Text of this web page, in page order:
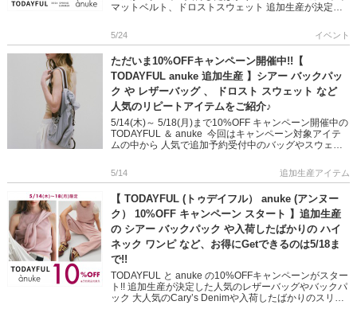
マットベルト、ドロストスウェット 追加生産が決定し
5/24 イベント
ただいま10%OFFキャンペーン開催中!!【
TODAYFUL anuke 追加生産 】シアー バックパッ
ク や レザーバッグ 、 ドロスト スウェット など
人気のリピートアイテムをご紹介♪
5/14(木)～ 5/18(月)まで10%OFF キャンペーン開催中の
TODAYFUL ＆ anuke 今回はキャンペーン対象アイテ
ムの中から 人気で追加予約受付中のバッグやスウェッ
5/14 追加生産アイテム
【 TODAYFUL (トゥデイフル） anuke (アンヌー
ク） 10%OFF キャンペーン スタート 】追加生産
の シアー バックパック や入荷したばかりの ハイ
ネック ワンピ など、お得にGetできるのは5/18ま
で!!
TODAYFUL と anuke の10%OFFキャンペーンがスター
ト!! 追加生産が決定した人気のレザーバッグやバックパ
ック 大人気のCary’s Denimや入荷したばかりのスリー